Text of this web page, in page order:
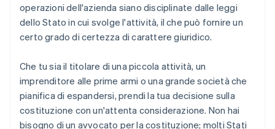
operazioni dell'azienda siano disciplinate dalle leggi
dello Stato in cui svolge l'attività, il che può fornire un
certo grado di certezza di carattere giuridico.
Che tu sia il titolare di una piccola attività, un
imprenditore alle prime armi o una grande società che
pianifica di espandersi, prendi la tua decisione sulla
costituzione con un'attenta considerazione. Non hai
bisogno di un avvocato per la costituzione; molti Stati